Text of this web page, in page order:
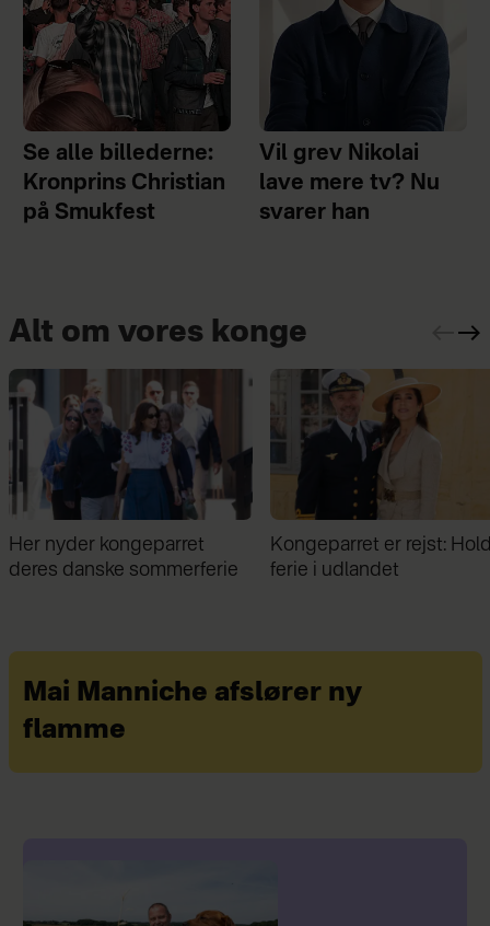
Se alle billederne:
Kronprins Christian
på Smukfest
Vil grev Nikolai
lave mere tv? Nu
svarer han
Alt om vores konge
Kongeparret er rejst: Holder
ferie i udlandet
Midt i sommerferien:
Frederik kunne ikke holde
Mai Manniche afslører ny
flamme